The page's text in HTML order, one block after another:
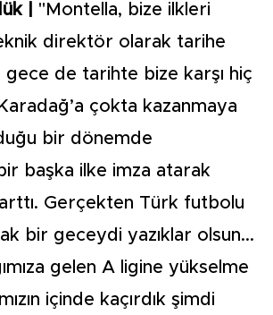
|
"Montella, bize ilkleri
direktör olarak tarihe
gece de tarihte bize karşı hiç
çokta kazanmaya
bir dönemde
başka ilke imza atarak
Gerçekten Türk futbolu
bir geceydi yazıklar olsun...
gelen A ligine yükselme
içinde kaçırdık şimdi